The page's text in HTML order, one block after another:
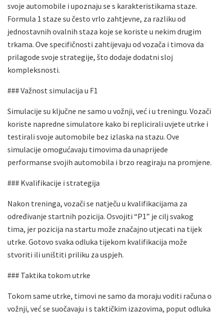
svoje automobile i upoznaju se s karakteristikama staze.
Formula 1 staze su često vrlo zahtjevne, za razliku od
jednostavnih ovalnih staza koje se koriste u nekim drugim
trkama. Ove specifičnosti zahtijevaju od vozača i timova da
prilagode svoje strategije, što dodaje dodatni sloj
kompleksnosti.
### Važnost simulacija u F1
Simulacije su ključne ne samo u vožnji, već i u treningu. Vozači
koriste napredne simulatore kako bi replicirali uvjete utrke i
testirali svoje automobile bez izlaska na stazu. Ove
simulacije omogućavaju timovima da unaprijede
performanse svojih automobila i brzo reagiraju na promjene.
### Kvalifikacije i strategija
Nakon treninga, vozači se natječu u kvalifikacijama za
određivanje startnih pozicija. Osvojiti “P1” je cilj svakog
tima, jer pozicija na startu može značajno utjecati na tijek
utrke. Gotovo svaka odluka tijekom kvalifikacija može
stvoriti ili uništiti priliku za uspjeh.
### Taktika tokom utrke
Tokom same utrke, timovi ne samo da moraju voditi računa o
vožnji, već se suočavaju i s taktičkim izazovima, poput odluka